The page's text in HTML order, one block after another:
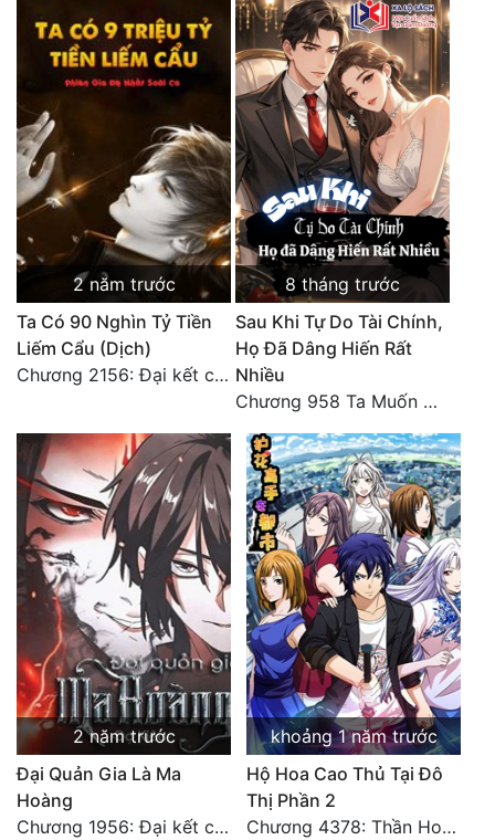
2 năm trước
Ta Có 90 Nghìn Tỷ Tiền
Liếm Cẩu (Dịch)
Chương 2156: Đại kết cục!!!
8 tháng trước
Sau Khi Tự Do Tài Chính,
Họ Đã Dâng Hiến Rất
Nhiều
Chương 958 Ta Muốn Cùng Các Cô Vĩnh Viễn Ở Bên Nhau (2) Hết
2 năm trước
Đại Quản Gia Là Ma
Hoàng
Chương 1956: Đại kết cục
khoảng 1 năm trước
Hộ Hoa Cao Thủ Tại Đô
Thị Phần 2
Chương 4378: Thần Hoàng Hạ Thiên (Đại kết cục) (03)